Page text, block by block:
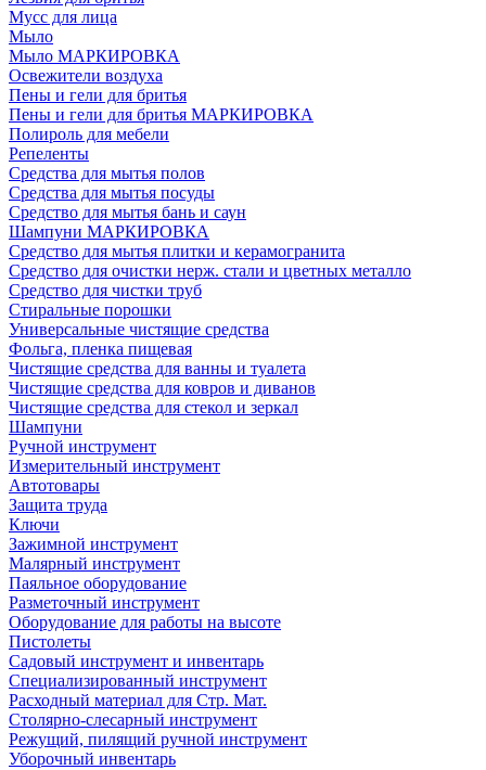
Мусс для лица
Мыло
Мыло МАРКИРОВКА
Освежители воздуха
Пены и гели для бритья
Пены и гели для бритья МАРКИРОВКА
Полироль для мебели
Репеленты
Средства для мытья полов
Средства для мытья посуды
Средство для мытья бань и саун
Шампуни МАРКИРОВКА
Средство для мытья плитки и керамогранита
Средство для очистки нерж. стали и цветных металло
Средство для чистки труб
Стиральные порошки
Универсальные чистящие средства
Фольга, пленка пищевая
Чистящие средства для ванны и туалета
Чистящие средства для ковров и диванов
Чистящие средства для стекол и зеркал
Шампуни
Ручной инструмент
Измерительный инструмент
Автотовары
Защита труда
Ключи
Зажимной инструмент
Малярный инструмент
Паяльное оборудование
Разметочный инструмент
Оборудование для работы на высоте
Пистолеты
Садовый инструмент и инвентарь
Специализированный инструмент
Расходный материал для Стр. Мат.
Столярно-слесарный инструмент
Режущий, пилящий ручной инструмент
Уборочный инвентарь